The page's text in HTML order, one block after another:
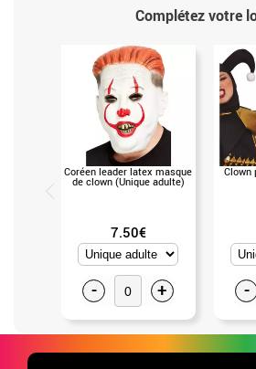
Complétez votre
Coréen leader latex masque
de clown (Unique adulte)
7.50€
- +
Clown
-